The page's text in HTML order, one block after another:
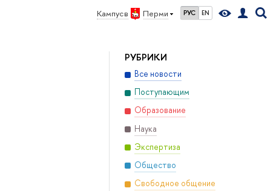
Кампус в Перми РУС EN
РУБРИКИ
Все новости
Поступающим
Образование
Наука
Экспертиза
Общество
Свободное общение